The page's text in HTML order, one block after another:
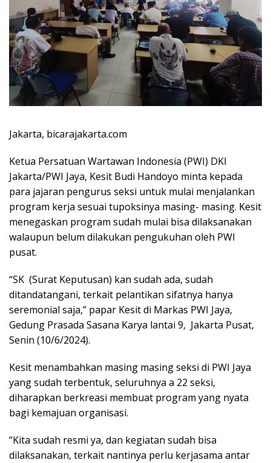
Jakarta, bicarajakarta.com
Ketua Persatuan Wartawan Indonesia (PWI) DKI
Jakarta/PWI Jaya, Kesit Budi Handoyo minta kepada
para jajaran pengurus seksi untuk mulai menjalankan
program kerja sesuai tupoksinya masing- masing. Kesit
menegaskan program sudah mulai bisa dilaksanakan
walaupun belum dilakukan pengukuhan oleh PWI
pusat.
“SK (Surat Keputusan) kan sudah ada, sudah
ditandatangani, terkait pelantikan sifatnya hanya
seremonial saja,” papar Kesit di Markas PWI Jaya,
Gedung Prasada Sasana Karya lantai 9, Jakarta Pusat,
Senin (10/6/2024).
Kesit menambahkan masing masing seksi di PWI Jaya
yang sudah terbentuk, seluruhnya a 22 seksi,
diharapkan berkreasi membuat program yang nyata
bagi kemajuan organisasi.
“Kita sudah resmi ya, dan kegiatan sudah bisa
dilaksanakan, terkait nantinya perlu kerjasama antar